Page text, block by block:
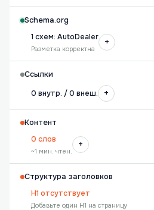
Schema.org
1 схем: AutoDealer
Разметка корректна
+
Ссылки
0 внутр. / 0 внеш.
+
Контент
0 слов
~1 мин. чтен.
+
Структура заголовков
H1 отсутствует
Добавьте один H1 на страницу